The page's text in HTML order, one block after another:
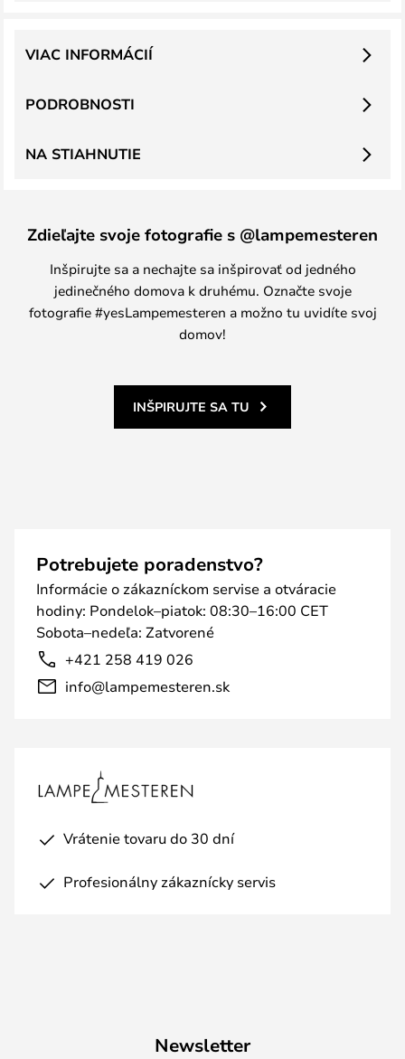
PODROBNOSTI
VIAC INFORMÁCIÍ
NA STIAHNUTIE
Zdieľajte svoje fotografie s @lampemesteren
Inšpirujte sa a nechajte sa inšpirovať od jedného
jedinečného domova k druhému. Označte svoje
fotografie #yesLampemesteren a možno tu uvidíte svoj
domov!
INŠPIRUJTE SA TU
Potrebujete poradenstvo?
Informácie o zákazníckom servise a otváracie
hodiny: Pondelok–piatok: 08:30–16:00 CET
Sobota–nedeľa: Zatvorené
+421 258 419 026
info@lampemesteren.sk
Vrátenie tovaru do 30 dní
Profesionálny zákaznícky servis
Newsletter